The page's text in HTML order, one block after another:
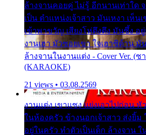
ล้างจานคอยคู่ ไม่รู้ อีกนานเท่าใด
เป็น ตำแหน่งเจ้าสาว มันเหงา เห็
เข้าพาขวัญ เสียงโห่ตึงตึง มันซึ้ง อ
งานเฮา มัวซอยเขา ใจเฮาซิด้าน
ล้างจานในงานแต่ง - Cover Ver. (ซ
(KARAOKE)
21 views • 03.08.2569
งานแต่ง เขาแซง แย่งเอาไปก่อน
ในห้องครัว ข้างนอกเจ้าสาว ส่งยิ้ม
อยู่ในครัว ทำตัวเป็นเด็ก ล้างจาน ใ